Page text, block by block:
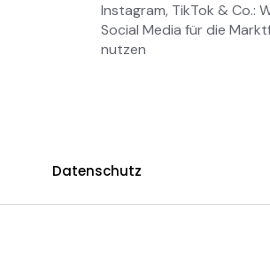
Instagram, TikTok & Co.:
Social Media für die
nutzen
Datenschutz